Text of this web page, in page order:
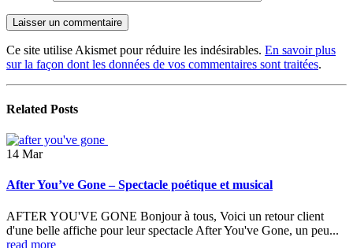
Ce site utilise Akismet pour réduire les indésirables. En savoir plus
sur la façon dont les données de vos commentaires sont traitées.
Related Posts
14 Mar
After You’ve Gone – Spectacle poétique et musical
AFTER YOU'VE GONE Bonjour à tous, Voici un retour client
d'une belle affiche pour leur spectacle After You've Gone, un peu...
read more